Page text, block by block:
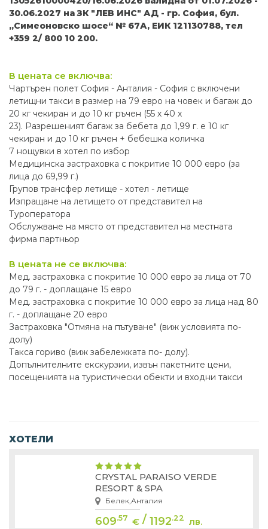
30.06.2027 на ЗК "ЛЕВ ИНС" АД - гр. София, бул.
„Симеоновско шосе“ № 67А, ЕИК 121130788, тел
+359 2/ 800 10 200.
В цената се включва:
Чартърен полет София - Анталия - София с включени
летищни такси в размер на 79 евро на човек и багаж до
20 кг чекиран и до 10 кг ръчен (55 х 40 х
23). Разрешеният багаж за бебета до 1,99 г. е 10 кг
чекиран и до 10 кг ръчен + бебешка количка
7 нощувки в хотел по избор
Медицинска застраховка с покритие 10 000 евро (за
лица до 69,99 г.)
Групов трансфер летище - хотел - летище
Изпращане на летището от представител на
Туроператора
Обслужване на място от представител на местната
фирма партньор
В цената не се включва:
Мед. застраховка с покритие 10 000 евро за лица от 70
до 79 г. - доплащане 15 евро
Мед. застраховка с покритие 10 000 евро за лица над 80
г. - доплащане 20 евро
Застраховка "Отмяна на пътуване" (виж условията по-
долу)
Такса гориво (виж забележката по- долу).
Допълнителните екскурзии, извън пакетните цени,
посещенията на туристически обекти и входни такси
ХОТЕЛИ
CRYSTAL PARAISO VERDE
RESORT & SPA
Белек,Анталия
609.57 € /1192.22 лв.